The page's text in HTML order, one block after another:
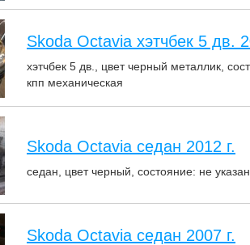
Skoda Octavia хэтчбек 5 дв.
хэтчбек 5 дв., цвет черный металлик,
кпп механическая
Skoda Octavia седан 2012 г.
седан, цвет черный, состояние: не
Skoda Octavia седан 2007 г.